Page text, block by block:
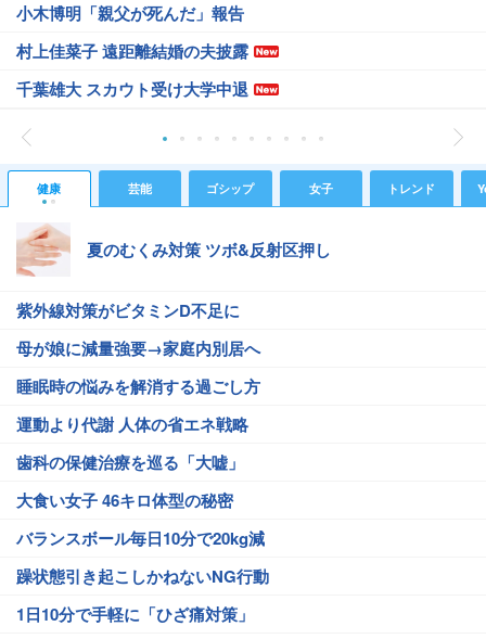
小木博明「親父が死んだ」報告
村上佳菜子 遠距離結婚の夫披露
千葉雄大 スカウト受け大学中退
健康 芸能 ゴシップ 女子 トレンド
夏のむくみ対策 ツボ&反射区押し
紫外線対策がビタミンD不足に
母が娘に減量強要→家庭内別居へ
睡眠時の悩みを解消する過ごし方
運動より代謝 人体の省エネ戦略
歯科の保健治療を巡る「大嘘」
大食い女子 46キロ体型の秘密
バランスボール毎日10分で20kg減
躁状態引き起こしかねないNG行動
1日10分で手軽に「ひざ痛対策」